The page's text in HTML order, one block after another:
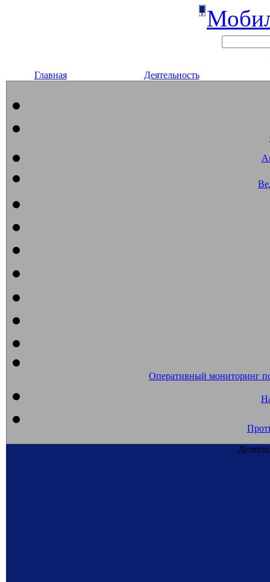
Главная Деятельность
Оперативный мониторинг